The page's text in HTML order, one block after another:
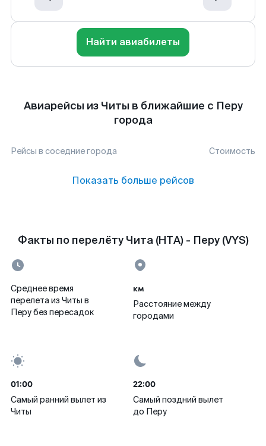
Найти авиабилеты
Авиарейсы из Читы в ближайшие с Перу
города
Рейсы в соседние города Стоимость
Показать больше рейсов
Факты по перелёту Чита (HTA) - Перу (VYS)
Среднее время
перелета из Читы в
Перу без пересадок
км
Расстояние между
городами
01:00
Самый ранний вылет из
Читы
22:00
Самый поздний вылет
до Перу